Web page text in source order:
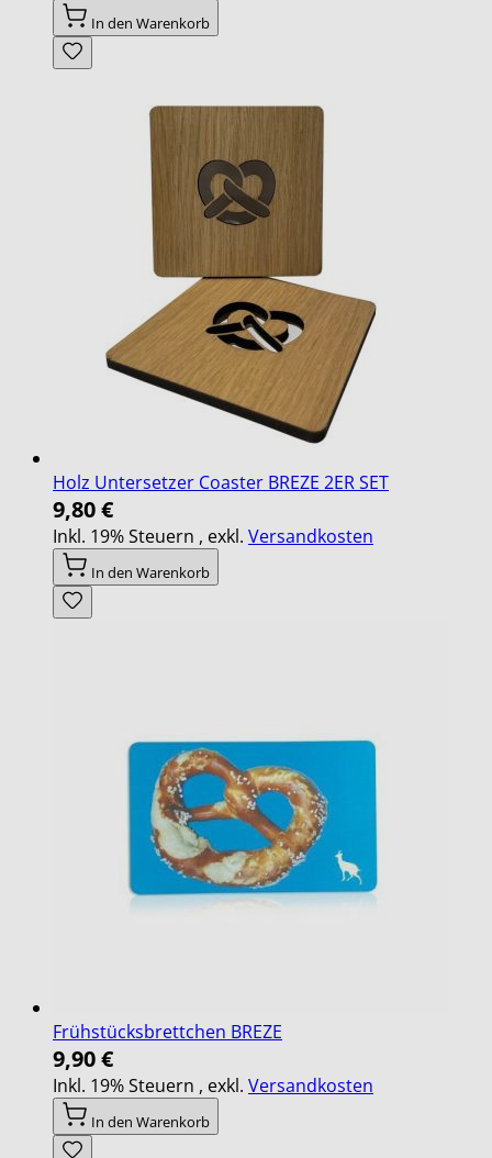
In den Warenkorb
Holz Untersetzer Coaster BREZE 2ER SET
9,80 €
Inkl. 19% Steuern , exkl. Versandkosten
In den Warenkorb
Frühstücksbrettchen BREZE
9,90 €
Inkl. 19% Steuern , exkl. Versandkosten
In den Warenkorb